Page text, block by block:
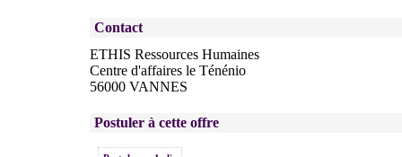
Contact
ETHIS Ressources Humaines
Centre d'affaires le Ténénio
56000 VANNES
Postuler à cette offre